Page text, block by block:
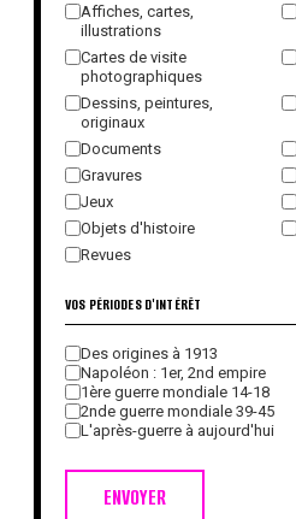
Affiches, cartes,
illustrations
Cartes de visite
photographiques
Dessins, peintures,
originaux
Documents
Gravures
Jeux
Objets d'histoire
Revues
ENVOYER
VOS PÉRIODES D'INTÉRÊT
Des origines à 1913
Napoléon : 1er, 2nd empire
1ère guerre mondiale 14-18
2nde guerre mondiale 39-45
L'après-guerre à aujourd'hui